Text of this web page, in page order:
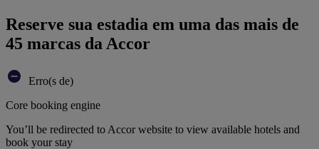
Reserve sua estadia em uma das mais de
45 marcas da Accor
Erro(s de)
Core booking engine
You’ll be redirected to Accor website to view available hotels and
book your stay